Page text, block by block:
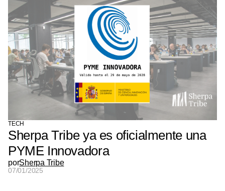
TECH
Sherpa Tribe ya es oficialmente una
PYME Innovadora
porSherpa Tribe
07/01/2025